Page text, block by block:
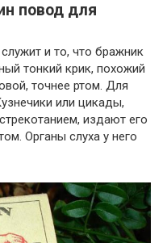
повод для
и то, что бражник
тонкий крик, похожий
точнее ртом. Для
или цикады,
издают его
Органы слуха у него